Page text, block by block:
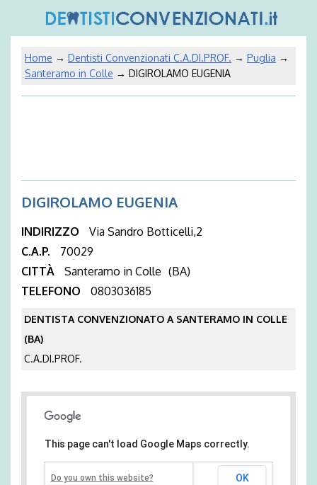
Home → Dentisti Convenzionati C.A.DI.PROF. → Puglia →
Santeramo in Colle → DIGIROLAMO EUGENIA
DIGIROLAMO EUGENIA
INDIRIZZO
Via Sandro Botticelli,2
C.A.P.
70029
CITTÀ
Santeramo in Colle (BA)
TELEFONO
0803036185
DENTISTA CONVENZIONATO A SANTERAMO IN COLLE
(BA)
C.A.DI.PROF.
This page can't load Google Maps correctly.
Do you own this website? OK